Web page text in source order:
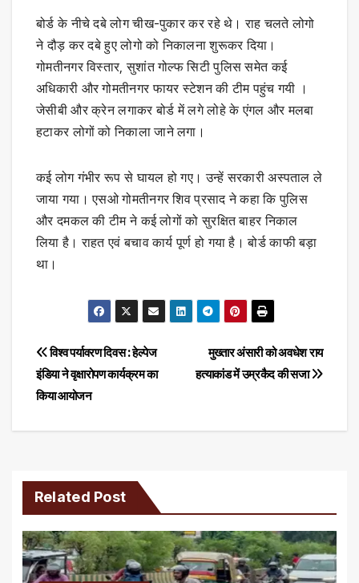
बोर्ड के नीचे दबे लोग चीख-पुकार कर रहे थे। राह चलते लोगो
ने दौड़ कर दबे हुए लोगो को निकालना शुरूकर दिया।
गोमतीनगर विस्तार, सुशांत गोल्फ सिटी पुलिस समेत कई
अधिकारी और गोमतीनगर फायर स्टेशन की टीम पहुंच गयी ।
जेसीबी और क्रेन लगाकर बोर्ड में लगे लोहे के एंगल और मलबा
हटाकर लोगों को निकाला जाने लगा।
कई लोग गंभीर रूप से घायल हो गए। उन्हें सरकारी अस्पताल ले
जाया गया। एसओ गोमतीनगर शिव प्रसाद ने कहा कि पुलिस
और दमकल की टीम ने कई लोगों को सुरक्षित बाहर निकाल
लिया है। राहत एवं बचाव कार्य पूर्ण हो गया है। बोर्ड काफी बड़ा
था।
Post
navigation
मुख्तार अंसारी को अवधेश राय
हत्याकांड में उम्रकैद की सजा
विश्व पर्यावरण दिवस : हेल्पेज
इंडिया ने वृक्षारोपण कार्यक्रम का
किया आयोजन
Related Post